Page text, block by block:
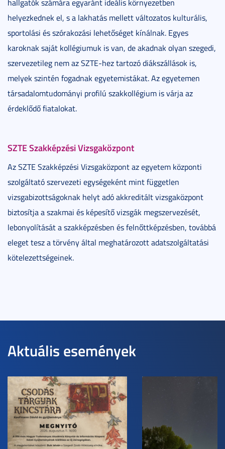
hallgatók számára egyaránt ideális környezetben
helyezkednek el, s a lakhatás mellett változatos kulturális,
sportolási és szórakozási lehetőséget kínálnak. Egyes
karoknak saját kollégiumuk is van, de akadnak olyan szegedi,
szervezetileg nem az SZTE-hez tartozó diákszállások is,
melyek szintén fogadnak egyetemistákat. Az egyetemen
társadalomtudományi profilú szakkollégium is várja az
érdeklődő fiatalokat.
SZTE Szakképzési Vizsgaközpont
Az SZTE Szakképzési Vizsgaközpont az egyetem központi
szolgáltató szervezeti egységeként mint független
vizsgabizottságoknak helyt adó akkreditált vizsgaközpont
biztosítja a szakmai és képesítő vizsgák megszervezését,
lebonyolítását a szakképzésben és felnőttképzésben, továbbá
eleget tesz a törvény által meghatározott adatszolgáltatási
kötelezettségeinek.
Aktuális események